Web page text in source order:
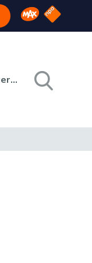
Omroep MAX
NPO
Registreren